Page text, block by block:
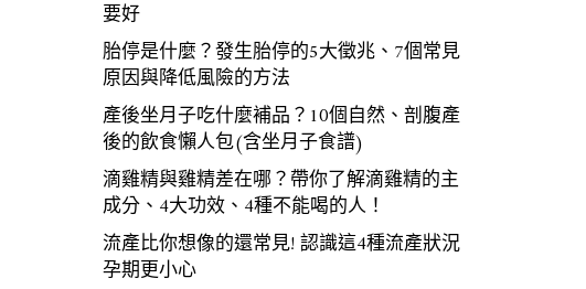
要好
胎停是什麼？發生胎停的5大徵兆、7個常見
原因與降低風險的方法
產後坐月子吃什麼補品？10個自然、剖腹產
後的飲食懶人包(含坐月子食譜)
滴雞精與雞精差在哪？帶你了解滴雞精的主
成分、4大功效、4種不能喝的人！
流產比你想像的還常見! 認識這4種流產狀況
孕期更小心